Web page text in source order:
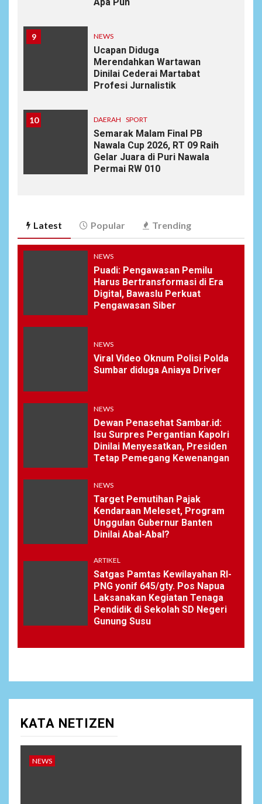
Apa Pun
9 NEWS
Ucapan Diduga
Merendahkan Wartawan
Dinilai Cederai Martabat
Profesi Jurnalistik
10 DAERAH SPORT
Semarak Malam Final PB
Nawala Cup 2026, RT 09 Raih
Gelar Juara di Puri Nawala
Permai RW 010
Latest Popular Trending
NEWS
Puadi: Pengawasan Pemilu
Harus Bertransformasi di Era
Digital, Bawaslu Perkuat
Pengawasan Siber
NEWS
Viral Video Oknum Polisi Polda
Sumbar diduga Aniaya Driver
NEWS
Dewan Penasehat Sambar.id:
Isu Surpres Pergantian Kapolri
Dinilai Menyesatkan, Presiden
Tetap Pemegang Kewenangan
NEWS
Target Pemutihan Pajak
Kendaraan Meleset, Program
Unggulan Gubernur Banten
Dinilai Abal-Abal?
ARTIKEL
Satgas Pamtas Kewilayahan RI-
PNG yonif 645/gty. Pos Napua
Laksanakan Kegiatan Tenaga
Pendidik di Sekolah SD Negeri
Gunung Susu
KATA NETIZEN
NEWS